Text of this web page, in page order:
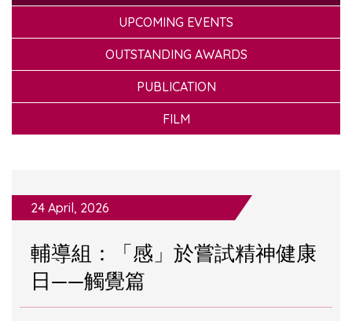
UPCOMING EVENTS
OUTSTANDING AWARDS
PUBLICATION
FILM
24 April, 2026
輔導組：「感」於嘗試精神健康
日——觸覺篇